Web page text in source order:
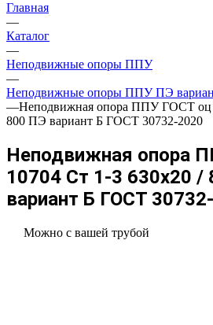
Главная
—
Каталог
—
Неподвижные опоры ППУ
—
Неподвижные опоры ППУ ПЭ
—Неподвижная опора ППУ ГОСТ оц
800 ПЭ вариант Б ГОСТ 30732-2020
Неподвижная опора
10704 Ст 1-3 630x20 /
вариант Б ГОСТ
Можно с вашей трубой